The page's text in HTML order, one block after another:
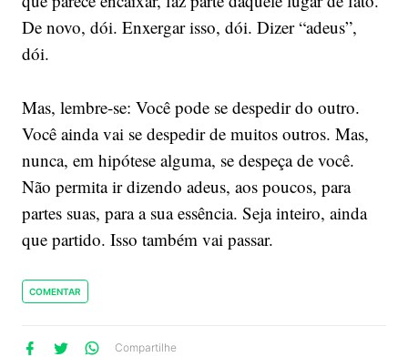
De novo, dói. Enxergar isso, dói. Dizer “adeus”,
dói.
Mas, lembre-se: Você pode se despedir do outro.
Você ainda vai se despedir de muitos outros. Mas,
nunca, em hipótese alguma, se despeça de você.
Não permita ir dizendo adeus, aos poucos, para
partes suas, para a sua essência. Seja inteiro, ainda
que partido. Isso também vai passar.
COMENTAR
Compartilhe